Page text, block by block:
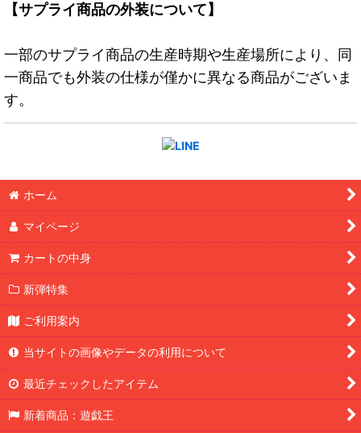
【サプライ商品の外装について】
一部のサプライ商品の生産時期や生産場所により、同
一商品でも外装の仕様が僅かに異なる商品がございま
す。
ホーム
マイページ
カートの中身
新弾特集
ご利用案内
当サイトの画像やデータの利用について
最近チェックしたアイテム
新着商品：遊戯王